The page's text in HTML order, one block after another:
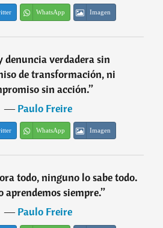
WhatsApp Imagen
denuncia verdadera sin
de transformación, ni
sin acción.”
―Paulo Freire
WhatsApp Imagen
todo, ninguno lo sabe todo.
aprendemos siempre.”
―Paulo Freire